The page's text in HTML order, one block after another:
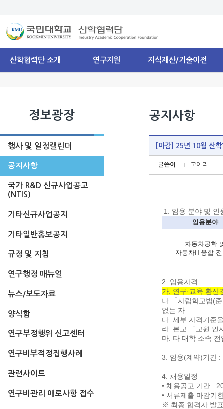
산학협력단 소개 연구지원 지식재산/기술이전
정보광장
행사 및 일정캘린더
공지사항
국가 R&D 신규사업공고
(NTIS)
기타신규사업공지
기타일반홍보공지
규정 및 지침
연구행정 매뉴얼
뉴스/보도자료
양식함
연구부정행위 신고센터
연구비부적정집행사례
관련사이트
연구비관리 애로사항 접수
공지사항
[마감] 25년 10월 산
글쓴이 고아라
1. 임용 분야 및 인
임용분야
자동차공학
자동차 IT융합
2. 임용자격
가 연구· 교육 환산
나
「 사립학교법(
없는 자
다 세부 자격기준
라 본교 「 교원 인
마 타 대학 소속 전
3. 임용(계약)기간 :
4. 채용일정
• 채용공고 기간 :
• 서류제출 마감기
※ 최종 합격자 발